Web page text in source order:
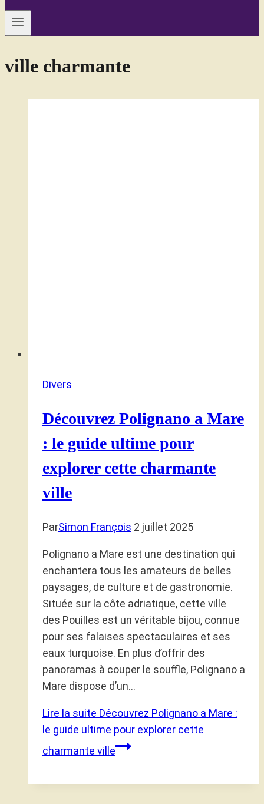
ville charmante
Divers
Découvrez Polignano a Mare
: le guide ultime pour
explorer cette charmante
ville
ParSimon François 2 juillet 2025
Polignano a Mare est une destination qui
enchantera tous les amateurs de belles
paysages, de culture et de gastronomie.
Située sur la côte adriatique, cette ville
des Pouilles est un véritable bijou, connue
pour ses falaises spectaculaires et ses
eaux turquoise. En plus d’offrir des
panoramas à couper le souffle, Polignano a
Mare dispose d’un…
Lire la suite Découvrez Polignano a Mare :
le guide ultime pour explorer cette
charmante ville